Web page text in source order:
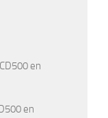
en
en